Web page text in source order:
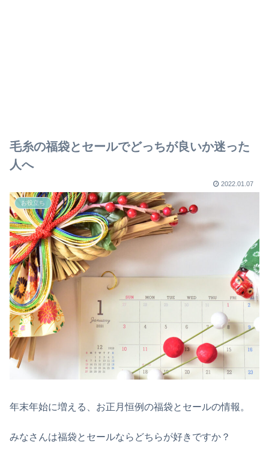
毛糸の福袋とセールでどっちが良いか迷った
人へ
2022.01.07
お役立ち
年末年始に増える、お正月恒例の福袋とセールの情報。
みなさんは福袋とセールならどちらが好きですか？